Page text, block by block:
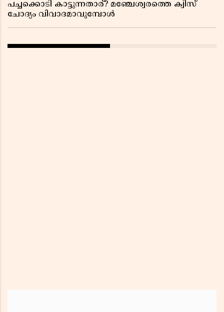
പച്ചക്കൊടി കാട്ടുന്നതാര്? മഞ്ചേശ്വരത്തെ ക്വിസ്
ചോദ്യം വിവാദമാവുമ്പോൾ